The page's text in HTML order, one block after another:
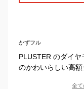
かずフル
PLUSTER のダイ
のかわいらしい高額
全て